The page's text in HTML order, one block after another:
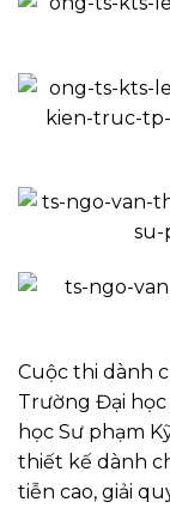
Cuộc thi dành
Trường Đại học
học Sư phạm
thiết kế dành
tiễn cao, giải